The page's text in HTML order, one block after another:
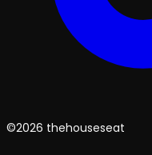
©2026 thehouseseat